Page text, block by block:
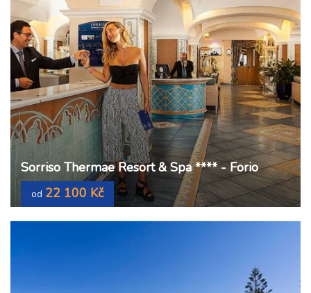
Sorriso Thermae Resort & Spa **** - Forio
od 22 100 Kč